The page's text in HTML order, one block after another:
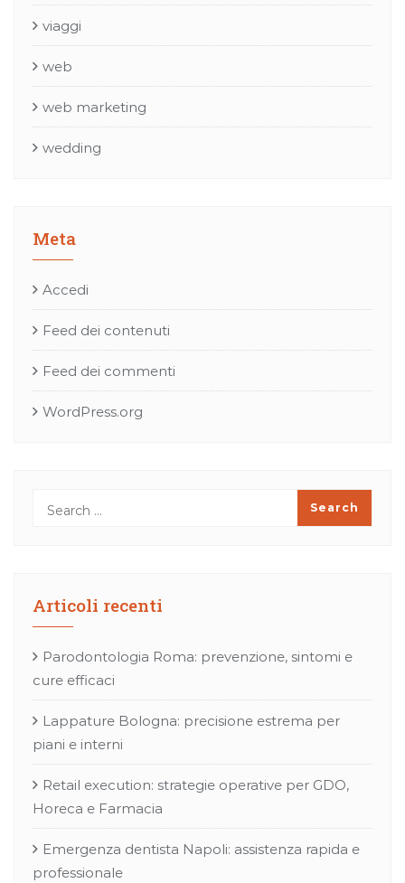
viaggi
web
web marketing
wedding
Meta
Accedi
Feed dei contenuti
Feed dei commenti
WordPress.org
Articoli recenti
Parodontologia Roma: prevenzione, sintomi e
cure efficaci
Lappature Bologna: precisione estrema per
piani e interni
Retail execution: strategie operative per GDO,
Horeca e Farmacia
Emergenza dentista Napoli: assistenza rapida e
professionale